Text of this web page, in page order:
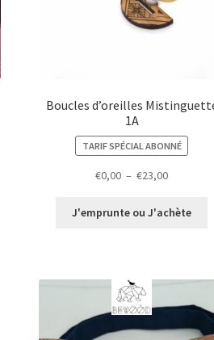
Boucles d’oreilles
1A
TARIF SPÉCIAL ABONNÉ
€0,00 – €23,00Plage
prix :
J'emprunte ou J'achète